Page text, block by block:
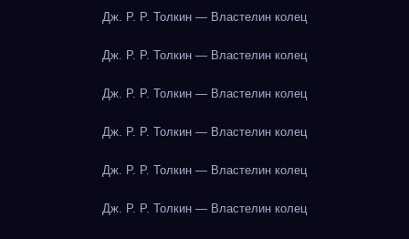
Дж. Р. Р. Толкин — Властелин колец
Дж. Р. Р. Толкин — Властелин колец
Дж. Р. Р. Толкин — Властелин колец
Дж. Р. Р. Толкин — Властелин колец
Дж. Р. Р. Толкин — Властелин колец
Дж. Р. Р. Толкин — Властелин колец